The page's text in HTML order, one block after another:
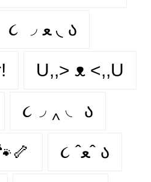
૮ ◞ ﻌ ◟ ა
U,,> ᴥ <,,U
૮◞ ‸ ◟ ა
૮ ˆﻌˆ ა